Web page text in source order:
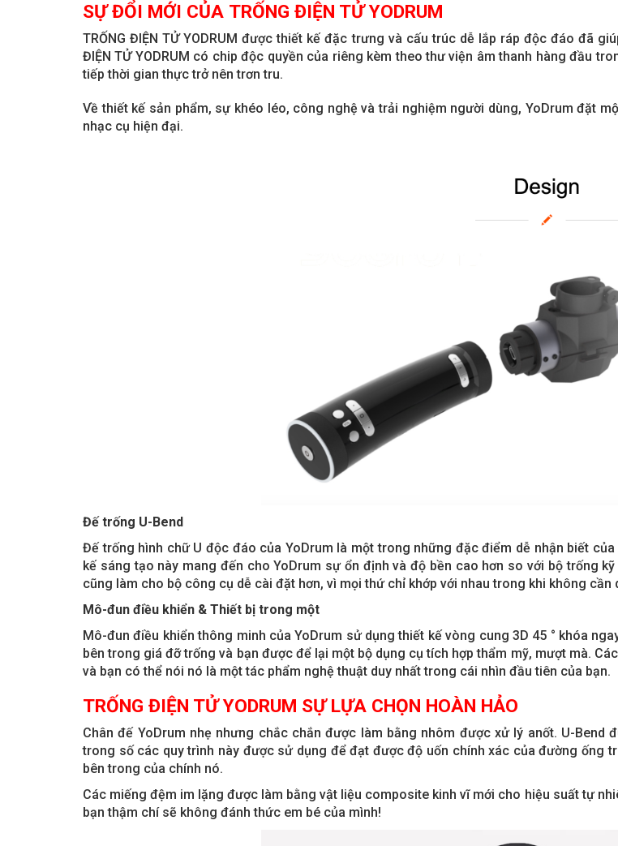
SỰ ĐỔI MỚI CỦA TRỐNG ĐIỆN TỬ YODRUM
TRỐNG ĐIỆN TỬ YODRUM được thiết kế đặc trưng và cấu trúc dễ lắp ráp độc đáo đã
ĐIỆN TỬ YODRUM có chip độc quyền của riêng kèm theo thư viện âm thanh hàng đầu
tiếp thời gian thực trở nên trơn tru.
Về thiết kế sản phẩm, sự khéo léo, công nghệ và trải nghiệm người dùng, YoDrum đặt
nhạc cụ hiện đại.
Đế trống U-Bend
Đế trống hình chữ U độc đáo của YoDrum là một trong những đặc điểm dễ nhận biết
kế sáng tạo này mang đến cho YoDrum sự ổn định và độ bền cao hơn so với bộ trống
cũng làm cho bộ công cụ dễ cài đặt hơn, vì mọi thứ chỉ khớp với nhau trong khi không cần
Mô-đun điều khiển & Thiết bị trong một
Mô-đun điều khiển thông minh của YoDrum sử dụng thiết kế vòng cung 3D 45 ° khóa
bên trong giá đỡ trống và bạn được để lại một bộ dụng cụ tích hợp thẩm mỹ, mượt mà.
và bạn có thể nói nó là một tác phẩm nghệ thuật duy nhất trong cái nhìn đầu tiên của bạn.
TRỐNG ĐIỆN TỬ YODRUM SỰ LỰA CHỌN HOÀN HẢO
Chân đế YoDrum nhẹ nhưng chắc chắn được làm bằng nhôm được xử lý anốt. U-
trong số các quy trình này được sử dụng để đạt được độ uốn chính xác của đường ống
bên trong của chính nó.
Các miếng đệm im lặng được làm bằng vật liệu composite kinh vĩ mới cho hiệu suất tự
bạn thậm chí sẽ không đánh thức em bé của mình!